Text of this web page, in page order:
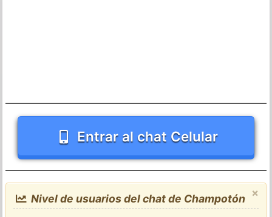
Entrar al chat Celular
×
Nivel de usuarios del chat de Champotón